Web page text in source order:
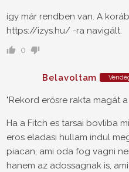
így már rendben van. A
https://izys.hu/ -ra navigált.
0
Belavoltam
"Rekord erősre rakta magát a
Ha a Fitch es tarsai bovliba
eros eladasi hullam indul
piacan, ami oda fog vagni
hanem az adossagnak is,